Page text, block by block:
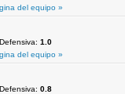
del equipo »
Defensiva: 1.0
del equipo »
Defensiva: 0.8